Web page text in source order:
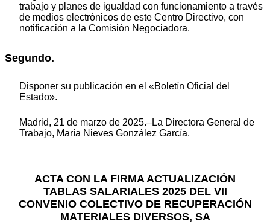
trabajo y planes de igualdad con funcionamiento a través
de medios electrónicos de este Centro Directivo, con
notificación a la Comisión Negociadora.
Segundo.
Disponer su publicación en el «Boletín Oficial del
Estado».
Madrid, 21 de marzo de 2025.–La Directora General de
Trabajo, María Nieves González García.
ACTA CON LA FIRMA ACTUALIZACIÓN
TABLAS SALARIALES 2025 DEL VII
CONVENIO COLECTIVO DE RECUPERACIÓN
MATERIALES DIVERSOS, SA